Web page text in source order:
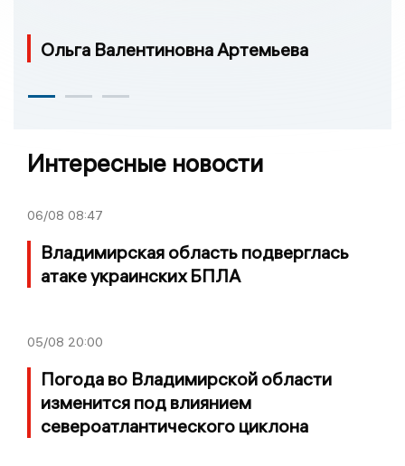
Ольга Валентиновна Артемьева
Интересные новости
06/08 08:47
Владимирская область подверглась
атаке украинских БПЛА
05/08 20:00
Погода во Владимирской области
изменится под влиянием
североатлантического циклона